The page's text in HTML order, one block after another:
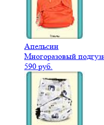
Апельсин
Многоразовый
590 руб.